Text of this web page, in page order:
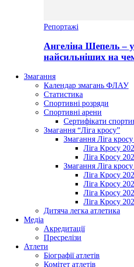
Репортажі
Ангеліна Шепель – у
найсильніших на
Змагання
Календар змагань ФЛАУ
Статистика
Спортивні розряди
Спортивні арени
Сертифікати
Змагання “Ліга кросу”
Змагання Ліга
Ліга Кросу
Ліга Кросу
Змагання Ліга
Ліга Кросу
Ліга Кросу
Ліга Кросу
Ліга Кросу
Дитяча легка атлетика
Медіа
Акредитації
Пресрелізи
Атлети
Біографії атлетів
Комітет атлетів